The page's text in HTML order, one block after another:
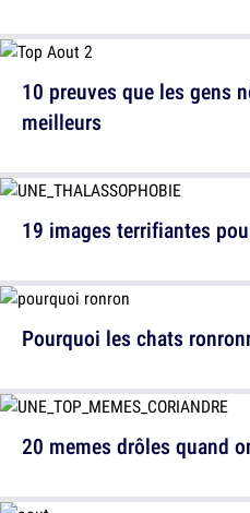
10 preuves que les gens
meilleurs
Pourquoi les chats
19 images terrifiantes
20 memes drôles quand